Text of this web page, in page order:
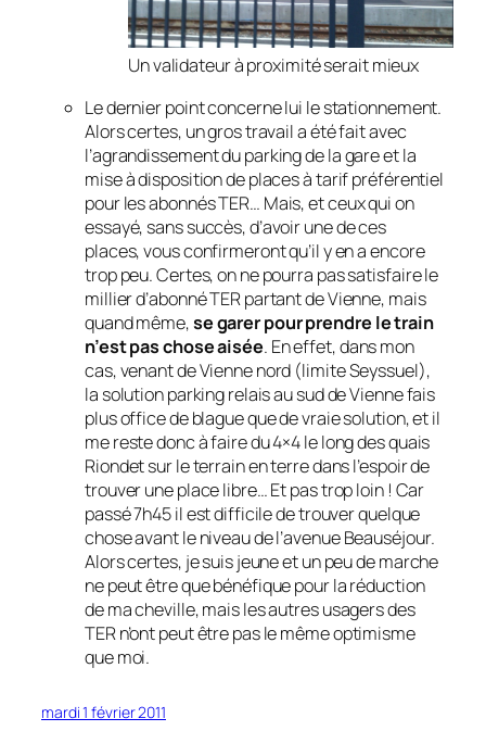
Un validateur à proximité serait mieux
Le dernier point concerne lui le stationnement.
Alors certes, un gros travail a été fait avec
l’agrandissement du parking de la gare et la
mise à disposition de places à tarif préférentiel
pour les abonnés TER… Mais, et ceux qui on
essayé, sans succès, d’avoir une de ces
places, vous confirmeront qu’il y en a encore
trop peu. Certes, on ne pourra pas satisfaire le
millier d’abonné TER partant de Vienne, mais
quand même,se garer pour prendre le train
n’est pas chose aisée. En effet, dans mon
cas, venant de Vienne nord (limite Seyssuel),
la solution parking relais au sud de Vienne fais
plus office de blague que de vraie solution, et il
me reste donc à faire du 4×4 le long des quais
Riondet sur le terrain en terre dans l’espoir de
trouver une place libre… Et pas trop loin ! Car
passé 7h45 il est difficile de trouver quelque
chose avant le niveau de l’avenue Beauséjour.
Alors certes, je suis jeune et un peu de marche
ne peut être que bénéfique pour la réduction
de ma cheville, mais les autres usagers des
TER n’ont peut être pas le même optimisme
que moi.
mardi 1 février 2011